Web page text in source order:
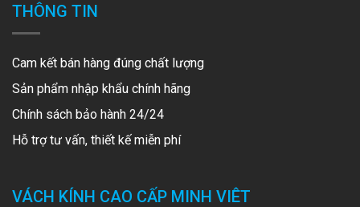
THÔNG TIN
Cam kết bán hàng đúng chất lượng
Sản phẩm nhập khẩu chính hãng
Chính sách bảo hành 24/24
Hỗ trợ tư vấn, thiết kế miễn phí
VÁCH KÍNH CAO CẤP MINH VIÊT